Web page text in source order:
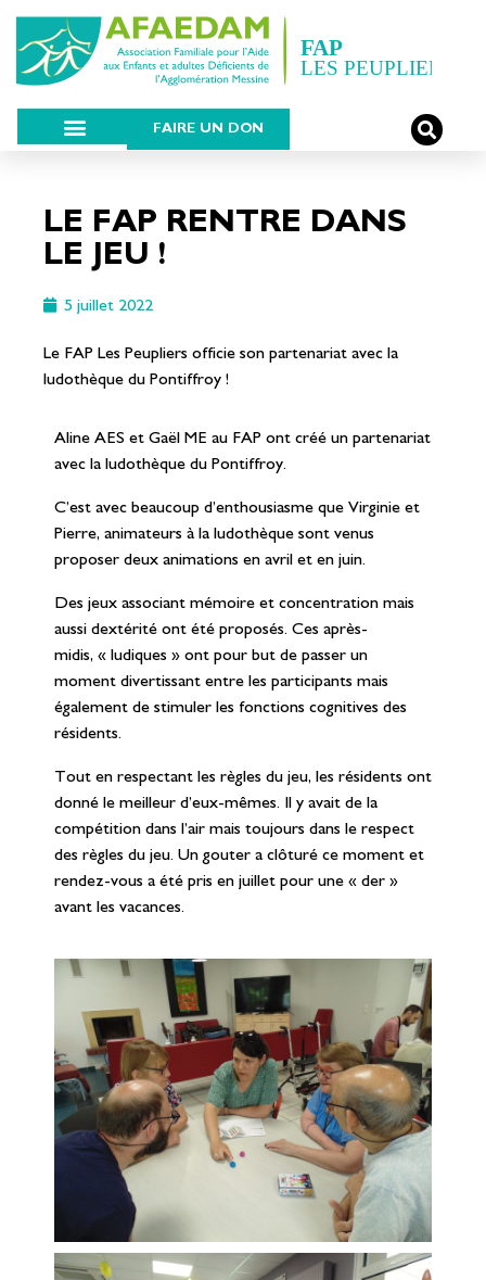
FAIRE UN DON
LE FAP RENTRE DANS
LE JEU !
5 juillet 2022
Le FAP Les Peupliers officie son partenariat avec la
ludothèque du Pontiffroy !
Aline AES et Gaël ME au FAP ont créé un partenariat
avec la ludothèque du Pontiffroy.
C’est avec beaucoup d’enthousiasme que Virginie et
Pierre, animateurs à la ludothèque sont venus
proposer deux animations en avril et en juin.
Des jeux associant mémoire et concentration mais
aussi dextérité ont été proposés. Ces après-
midis, « ludiques » ont pour but de passer un
moment divertissant entre les participants mais
également de stimuler les fonctions cognitives des
résidents.
Tout en respectant les règles du jeu, les résidents ont
donné le meilleur d’eux-mêmes. Il y avait de la
compétition dans l’air mais toujours dans le respect
des règles du jeu. Un gouter a clôturé ce moment et
rendez-vous a été pris en juillet pour une « der »
avant les vacances.